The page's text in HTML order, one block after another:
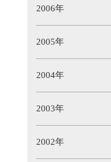
2006年
2005年
2004年
2003年
2002年